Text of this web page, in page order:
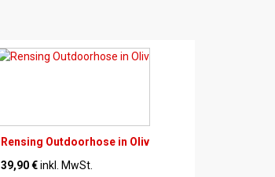
Rensing Outdoorhose in Oliv
39,90 € inkl. MwSt.